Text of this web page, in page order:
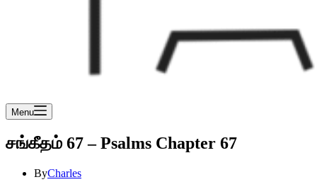
Menu
சங்கீதம் 67 – Psalms Chapter 67
ByCharles